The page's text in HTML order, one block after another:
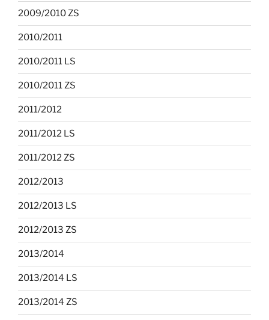
2009/2010 ZS
2010/2011
2010/2011 LS
2010/2011 ZS
2011/2012
2011/2012 LS
2011/2012 ZS
2012/2013
2012/2013 LS
2012/2013 ZS
2013/2014
2013/2014 LS
2013/2014 ZS